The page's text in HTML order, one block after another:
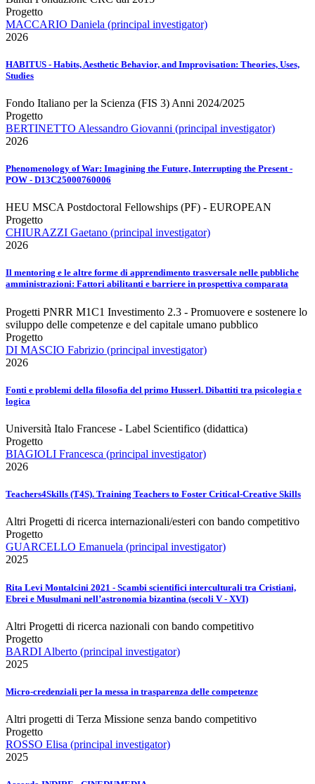
Progetto
MACCARIO Daniela (principal investigator)
2026
HABITUS - Habits, Aesthetic Behavior, and Improvisation: Theories, Uses,
Studies
Fondo Italiano per la Scienza (FIS 3) Anni 2024/2025
Progetto
BERTINETTO Alessandro Giovanni (principal investigator)
2026
Phenomenology of War: Imagining the Future, Interrupting the Present -
POW - D13C25000760006
HEU MSCA Postdoctoral Fellowships (PF) - EUROPEAN
Progetto
CHIURAZZI Gaetano (principal investigator)
2026
Il mentoring e le altre forme di apprendimento trasversale nelle pubbliche
amministrazioni: Fattori abilitanti e barriere in prospettiva comparata
Progetti PNRR M1C1 Investimento 2.3 - Promuovere e sostenere lo
sviluppo delle competenze e del capitale umano pubblico
Progetto
DI MASCIO Fabrizio (principal investigator)
2026
Fonti e problemi della filosofia del primo Husserl. Dibattiti tra psicologia e
logica
Università Italo Francese - Label Scientifico (didattica)
Progetto
BIAGIOLI Francesca (principal investigator)
2026
Teachers4Skills (T4S). Training Teachers to Foster Critical-Creative Skills
Altri Progetti di ricerca internazionali/esteri con bando competitivo
Progetto
GUARCELLO Emanuela (principal investigator)
2025
Rita Levi Montalcini 2021 - Scambi scientifici interculturali tra Cristiani,
Ebrei e Musulmani nell’astronomia bizantina (secoli V - XVI)
Altri Progetti di ricerca nazionali con bando competitivo
Progetto
BARDI Alberto (principal investigator)
2025
Micro-credenziali per la messa in trasparenza delle competenze
Altri progetti di Terza Missione senza bando competitivo
Progetto
ROSSO Elisa (principal investigator)
2025